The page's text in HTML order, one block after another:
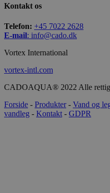
Kontakt os
Telefon: +45 7022 2628
E-mail: info@cado.dk
Vortex International
vortex-intl.com
CADOAQUA® 2022 Alle
Forside - Produkter- Vand og
vandleg - Kontakt - GDPR